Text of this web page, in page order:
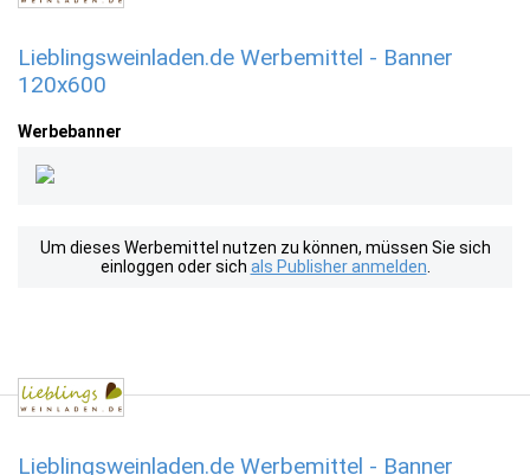
Lieblingsweinladen.de Werbemittel - Banner
120x600
Werbebanner
Um dieses Werbemittel nutzen zu können, müssen Sie sich
einloggen oder sich als Publisher anmelden
Lieblingsweinladen.de Werbemittel - Banner